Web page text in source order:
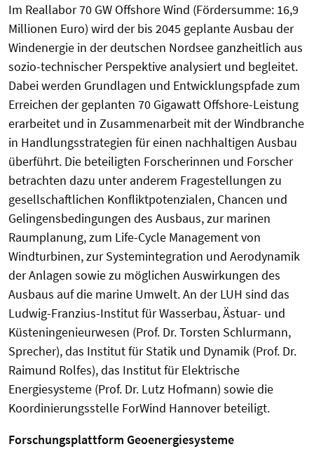
Im Reallabor 70 GW Offshore Wind (Fördersumme: 16,9
Millionen Euro) wird der bis 2045 geplante Ausbau der
Windenergie in der deutschen Nordsee ganzheitlich aus
sozio-technischer Perspektive analysiert und begleitet.
Dabei werden Grundlagen und Entwicklungspfade zum
Erreichen der geplanten 70 Gigawatt Offshore-Leistung
erarbeitet und in Zusammenarbeit mit der Windbranche
in Handlungsstrategien für einen nachhaltigen Ausbau
überführt. Die beteiligten Forscherinnen und Forscher
betrachten dazu unter anderem Fragestellungen zu
gesellschaftlichen Konfliktpotenzialen, Chancen und
Gelingensbedingungen des Ausbaus, zur marinen
Raumplanung, zum Life-Cycle Management von
Windturbinen, zur Systemintegration und Aerodynamik
der Anlagen sowie zu möglichen Auswirkungen des
Ausbaus auf die marine Umwelt. An der LUH sind das
Ludwig-Franzius-Institut für Wasserbau, Ästuar- und
Küsteningenieurwesen (Prof. Dr. Torsten Schlurmann,
Sprecher), das Institut für Statik und Dynamik (Prof. Dr.
Raimund Rolfes), das Institut für Elektrische
Energiesysteme (Prof. Dr. Lutz Hofmann) sowie die
Koordinierungsstelle ForWind Hannover beteiligt.
Forschungsplattform Geoenergiesysteme